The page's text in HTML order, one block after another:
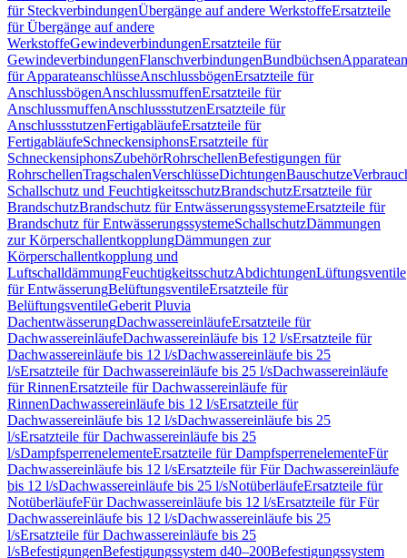
für SteckverbindungenÜbergänge auf andere WerkstoffeErsatzteile
für Übergänge auf andere
WerkstoffeGewindeverbindungenErsatzteile für
GewindeverbindungenFlanschverbindungenBundbüchsen
für ApparateanschlüsseAnschlussbögenErsatzteile für
AnschlussbögenAnschlussmuffenErsatzteile für
AnschlussmuffenAnschlussstutzenErsatzteile für
AnschlussstutzenFertigabläufeErsatzteile für
FertigabläufeSchneckensiphonsErsatzteile für
SchneckensiphonsZubehörRohrschellenBefestigungen für
RohrschellenTragschalenVerschlüsseDichtungenBauschutze
Schallschutz und FeuchtigkeitsschutzBrandschutzErsatzteile für
BrandschutzBrandschutz für EntwässerungssystemeErsatzteile für
Brandschutz für EntwässerungssystemeSchallschutzDämmungen
zur KörperschallentkopplungDämmungen zur
Körperschallentkopplung und
LuftschalldämmungFeuchtigkeitsschutzAbdichtungenLüftungsventile
für EntwässerungBelüftungsventileErsatzteile für
BelüftungsventileGeberit Pluvia
DachentwässerungDachwassereinläufeErsatzteile für
DachwassereinläufeDachwassereinläufe bis 12 l/sErsatzteile für
Dachwassereinläufe bis 12 l/sDachwassereinläufe bis 25
l/sErsatzteile für Dachwassereinläufe bis 25 l/sDachwassereinläufe
für RinnenErsatzteile für Dachwassereinläufe für
RinnenDachwassereinläufe bis 12 l/sErsatzteile für
Dachwassereinläufe bis 12 l/sDachwassereinläufe bis 25
l/sErsatzteile für Dachwassereinläufe bis 25
l/sDampfsperrenelementeErsatzteile für DampfsperrenelementeFür
Dachwassereinläufe bis 12 l/sErsatzteile für Für Dachwassereinläufe
bis 12 l/sDachwassereinläufe bis 25 l/sNotüberläufeErsatzteile für
NotüberläufeFür Dachwassereinläufe bis 12 l/sErsatzteile für Für
Dachwassereinläufe bis 12 l/sDachwassereinläufe bis 25
l/sErsatzteile für Dachwassereinläufe bis 25
l/sBefestigungenBefestigungssystem d40–200Befestigungssystem